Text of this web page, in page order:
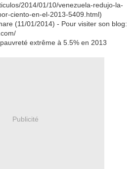
2014/01/10/venezuela-redujo-la-
ciento-en-el-2013-5409.html)
(11/01/2014) - Pour visiter son blog:
extrême à 5.5% en 2013
Publicité